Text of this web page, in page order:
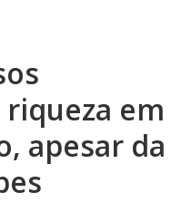
em
apesar da